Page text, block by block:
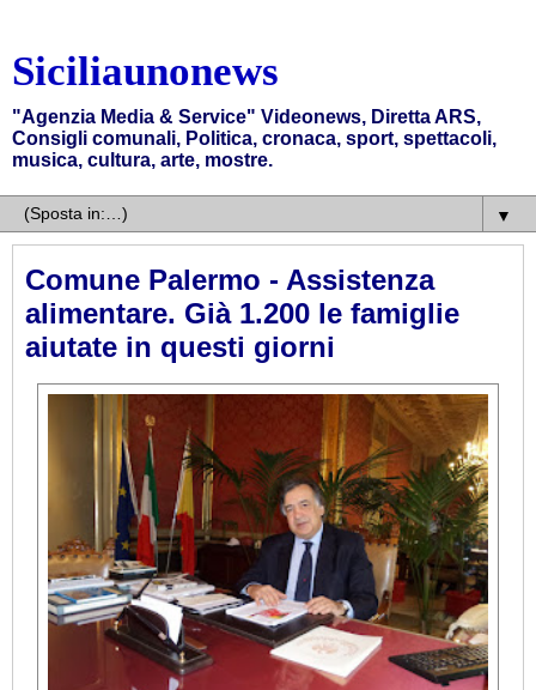
Siciliaunonews
"Agenzia Media & Service" Videonews, Diretta ARS,
Consigli comunali, Politica, cronaca, sport, spettacoli,
musica, cultura, arte, mostre.
▼
Comune Palermo - Assistenza
alimentare. Già 1.200 le famiglie
aiutate in questi giorni